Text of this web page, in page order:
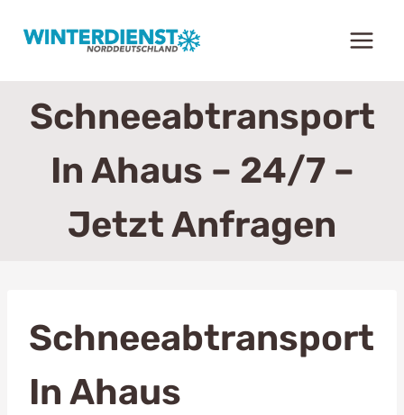
Inhalt
Schneeabtransport
In Ahaus – 24/7 –
Jetzt Anfragen
Schneeabtransport
In Ahaus